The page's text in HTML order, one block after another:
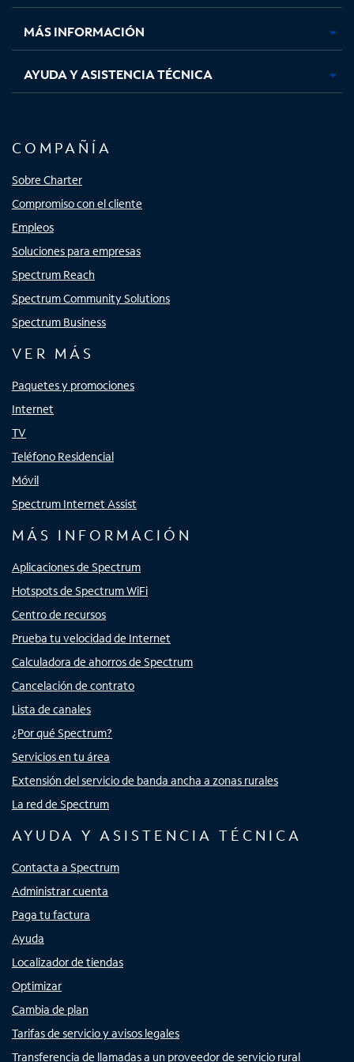
nuevanuevanuevanueva
MÁS INFORMACIÓN
AYUDA Y ASISTENCIA TÉCNICA
COMPAÑÍA
Sobre Charter
Compromiso con el cliente
Empleos
Soluciones para empresas
Spectrum Reach
Spectrum Community Solutions
Spectrum Business
VER MÁS
Paquetes y promociones
Internet
TV
Teléfono Residencial
Móvil
Spectrum Internet Assist
MÁS INFORMACIÓN
Aplicaciones de Spectrum
Hotspots de Spectrum WiFi
Centro de recursos
Prueba tu velocidad de Internet
Calculadora de ahorros de Spectrum
Cancelación de contrato
Lista de canales
¿Por qué Spectrum?
Servicios en tu área
Extensión del servicio de banda ancha a zonas rurales
La red de Spectrum
AYUDA Y ASISTENCIA TÉCNICA
Contacta a Spectrum
Administrar cuenta
Paga tu factura
Ayuda
Localizador de tiendas
Optimizar
Cambia de plan
Tarifas de servicio y avisos legales
Transferencia de llamadas a un proveedor de servicio rural